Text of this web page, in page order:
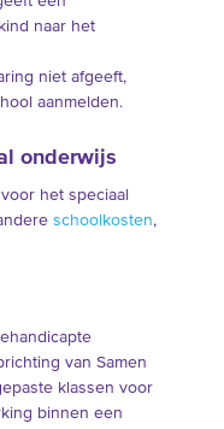
naar het
niet afgeeft,
aanmelden.
onderwijs
het speciaal
schoolkosten,
van Samen
klassen voor
binnen een